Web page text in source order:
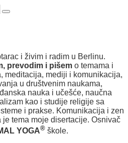
i živim i radim u Berlinu.
prevodim i pišem o temama i
meditacija, mediji i komunikacija,
u društvenim naukama,
nauka i učešće, naučna
kao i studije religije sa
i prakse. Komunikacija i zen
tema moje disertacije. Osnivač
YOGA®škole.